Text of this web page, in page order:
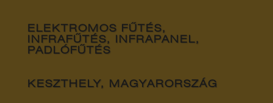
ELEKTROMOS FŰTÉS,
INFRAFŰTÉS, INFRAPANEL,
PADLÓFŰTÉS
KESZTHELY, MAGYARORSZÁG